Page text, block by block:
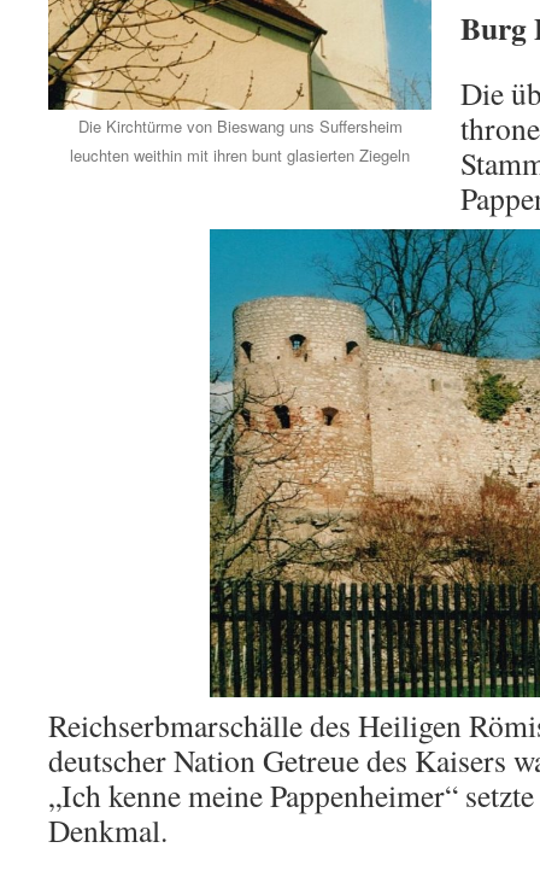
Die Kirchtürme von Bieswang uns Suffersheim
leuchten weithin mit ihren bunt glasierten Ziegeln
Burg
Die
Reichserbmarschälle des Heiligen
deutscher Nation Getreue des Kaisers
„Ich kenne meine Pappenheimer“
Denkmal.